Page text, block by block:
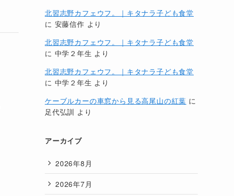
北習志野カフェウフ。｜キタナラ子ども食堂
に 安藤信作 より
北習志野カフェウフ。｜キタナラ子ども食堂
に 中学２年生 より
北習志野カフェウフ。｜キタナラ子ども食堂
に 中学２年生 より
ケーブルカーの車窓から見る高尾山の紅葉 に
足代弘訓 より
アーカイブ
2026年8月
2026年7月